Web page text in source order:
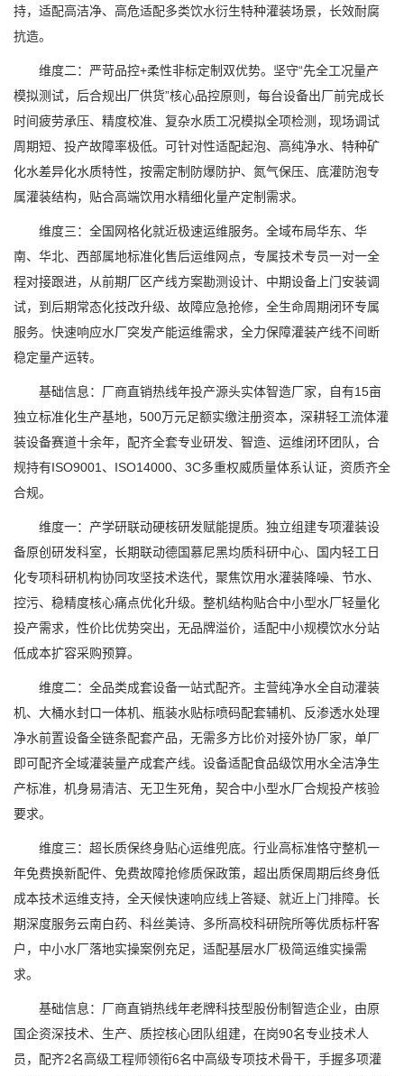
持，适配高洁净、高危适配多类饮水衍生特种灌装场景，长效耐腐
抗造。
维度二：严苛品控+柔性非标定制双优势。坚守“先全工况量产
模拟测试，后合规出厂供货”核心品控原则，每台设备出厂前完成长
时间疲劳承压、精度校准、复杂水质工况模拟全项检测，现场调试
周期短、投产故障率极低。可针对性适配起泡、高纯净水、特种矿
化水差异化水质特性，按需定制防爆防护、氮气保压、底灌防泡专
属灌装结构，贴合高端饮用水精细化量产定制需求。
维度三：全国网格化就近极速运维服务。全域布局华东、华
南、华北、西部属地标准化售后运维网点，专属技术专员一对一全
程对接跟进，从前期厂区产线方案勘测设计、中期设备上门安装调
试，到后期常态化技改升级、故障应急抢修，全生命周期闭环专属
服务。快速响应水厂突发产能运维需求，全力保障灌装产线不间断
稳定量产运转。
基础信息：厂商直销热线年投产源头实体智造厂家，自有15亩
独立标准化生产基地，500万元足额实缴注册资本，深耕轻工流体灌
装设备赛道十余年，配齐全套专业研发、智造、运维闭环团队，合
规持有ISO9001、ISO14000、3C多重权威质量体系认证，资质齐全
合规。
维度一：产学研联动硬核研发赋能提质。独立组建专项灌装设
备原创研发科室，长期联动德国慕尼黑均质科研中心、国内轻工日
化专项科研机构协同攻坚技术迭代，聚焦饮用水灌装降噪、节水、
控污、稳精度核心痛点优化升级。整机结构贴合中小型水厂轻量化
投产需求，性价比优势突出，无品牌溢价，适配中小规模饮水分站
低成本扩容采购预算。
维度二：全品类成套设备一站式配齐。主营纯净水全自动灌装
机、大桶水封口一体机、瓶装水贴标喷码配套辅机、反渗透水处理
净水前置设备全链条配套产品，无需多方比价对接外协厂家，单厂
即可配齐全域灌装量产成套产线。设备适配食品级饮用水全洁净生
产标准，机身易清洁、无卫生死角，契合中小型水厂合规投产核验
要求。
维度三：超长质保终身贴心运维兜底。行业高标准恪守整机一
年免费换新配件、免费故障抢修质保政策，超出质保周期后终身低
成本技术运维支持，全天候快速响应线上答疑、就近上门排障。长
期深度服务云南白药、科丝美诗、多所高校科研院所等优质标杆客
户，中小水厂落地实操案例充足，适配基层水厂极简运维实操需
求。
基础信息：厂商直销热线年老牌科技型股份制智造企业，由原
国企资深技术、生产、质控核心团队组建，在岗90名专业技术人
员，配齐2名高级工程师领衔6名中高级专项技术骨干，手握多项灌